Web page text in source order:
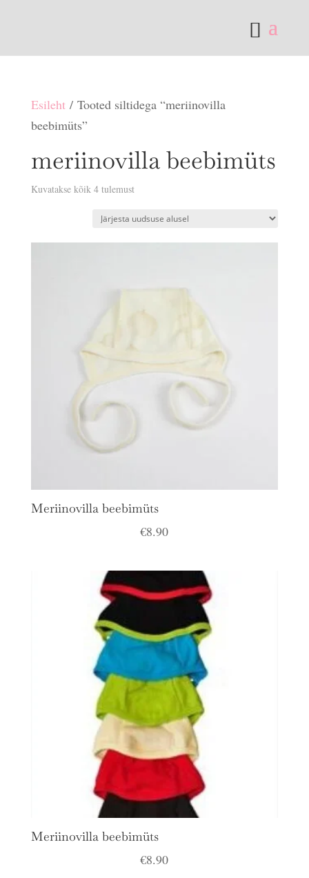
Esileht/ Tooted siltidega “meriinovilla
beebimüts”
meriinovilla beebimüts
Kuvatakse kõik 4 tulemustSorditud
Meriinovilla beebimüts
€8.90
Meriinovilla beebimüts
€8.90